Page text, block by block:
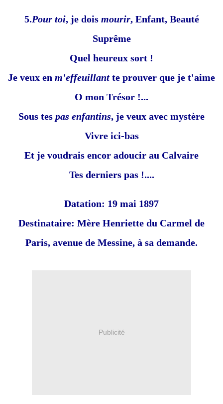
5.Pour toi, je dois mourir, Enfant, Beauté
Suprême
Quel heureux sort !
Je veux en m'effeuillant te prouver que je t'aime
O mon Trésor !...
Sous tes pas enfantins, je veux avec mystère
Vivre ici-bas
Et je voudrais encor adoucir au Calvaire
Tes derniers pas !....
Datation: 19 mai 1897
Destinataire: Mère Henriette du Carmel de
Paris, avenue de Messine, à sa demande.
Publicité